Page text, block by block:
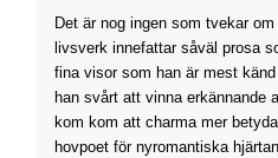
Det är nog ingen som tvekar om
livsverk innefattar såväl prosa
fina visor som han är mest
han svårt att vinna erkännande
kom kom att charma mer
hovpoet för nyromantiska